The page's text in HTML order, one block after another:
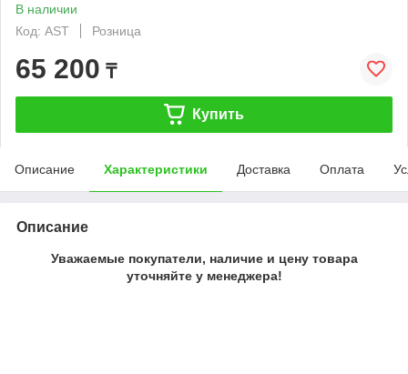
В наличии
Код: AST
Розница
65 200 ₸
Купить
Описание Характеристики Доставка Оплата
Описание
Уважаемые покупатели, наличие и цену товара
уточняйте у менеджера!